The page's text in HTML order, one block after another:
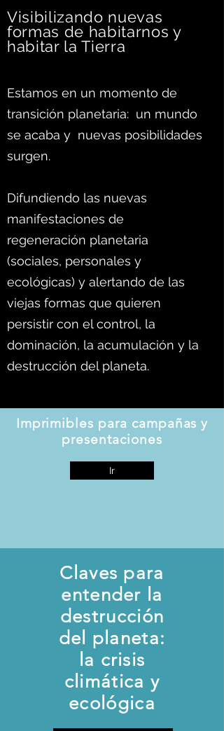
Visibilizando nuevas
formas de habitarnos y
habitar la Tierra
Estamos en un momento de
transición planetaria: un mundo
se acaba y nuevas posibilidades
surgen.
Difundiendo las nuevas
manifestaciones de
regeneración planetaria
(sociales, personales y
ecológicas) y alertando de las
viejas formas que quieren
persistir con el control, la
dominación, la acumulación y la
destrucción del planeta.
Imprimibles para campañas y
presentaciones
Ir
Claves para
entender la
destrucción
del planeta:
la crisis
climática y
ecológica